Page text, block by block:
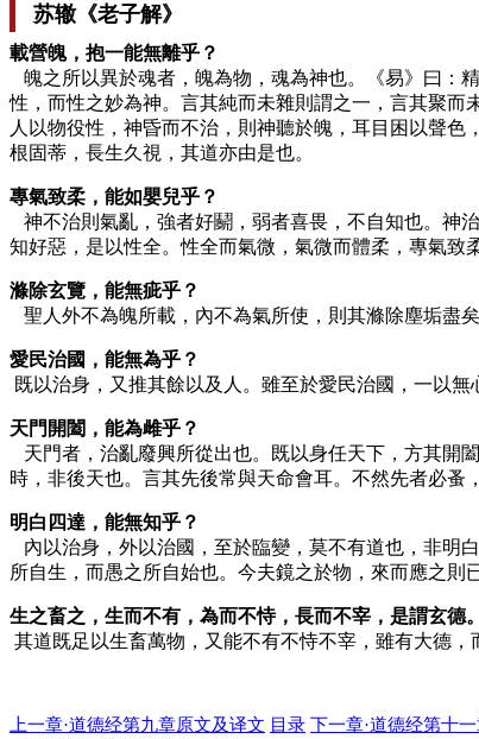
苏辙《老子解》
載營魄，抱一能無離乎？
魄之所以異於魂者，魄為物，魂為神也。《易》曰：
性，而性之妙為神。言其純而未雜則謂之一，言其聚
人以物役性，神昏而不治，則神聽於魄，耳目困以聲
根固蒂，長生久視，其道亦由是也。
專氣致柔，能如嬰兒乎？
神不治則氣亂，強者好鬬，弱者喜畏，不自知也。神
知好惡，是以性全。性全而氣微，氣微而體柔，專氣致
滌除玄覽，能無疵乎？
聖人外不為魄所載，內不為氣所使，則其滌除塵垢盡
愛民治國，能無為乎？
既以治身，又推其餘以及人。雖至於愛民治國，一以
天門開闔，能為雌乎？
天門者，治亂廢興所從出也。既以身任天下，方其開
時，非後天也。言其先後常與天命會耳。不然先者必蚤
明白四達，能無知乎？
內以治身，外以治國，至於臨變，莫不有道也，非明
所自生，而愚之所自始也。今夫鏡之於物，來而應之則
生之畜之，生而不有，為而不恃，長而不宰，是謂玄德。
其道既足以生畜萬物，又能不有不恃不宰，雖有大德，
上一章·道德经第九章原文及译文 目录 下一章·道德经第十